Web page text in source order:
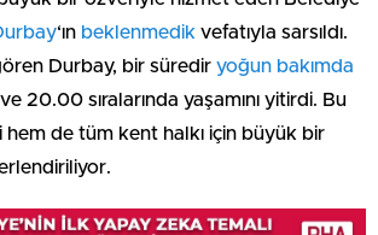
‘ın beklenmedik vefatıyla sarsıldı.
Durbay, bir süredir yoğun bakımda
20.00 sıralarında yaşamını yitirdi. Bu
hem de tüm kent halkı için büyük bir